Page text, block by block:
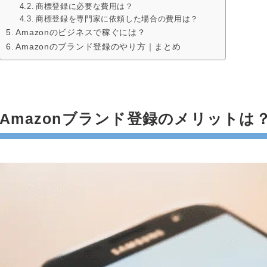
商標登録に必要な費用は？
商標登録を専門家に依頼した場合の費用は？
Amazonのビジネスで稼ぐには？
Amazonのブランド登録のやり方｜まとめ
Amazonブランド登録のメリットは